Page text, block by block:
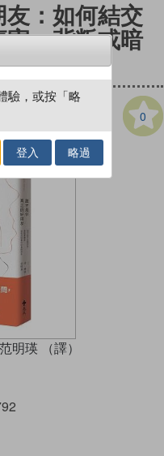
：如何結交
、背叛或暗
0
范明瑛 （譯）
驗，或按「略
登入 略過